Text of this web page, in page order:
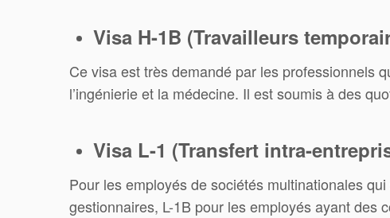
Visa H-1B (Travailleurs
Ce visa est très demandé par les professionnels
l’ingénierie et la médecine. Il est soumis à des
Visa L-1 (Transfert intra-
Pour les employés de sociétés multinationales
gestionnaires, L-1B pour les employés ayant des